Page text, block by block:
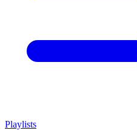
Playlists